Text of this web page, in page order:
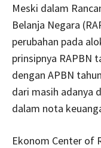
Meski dalam
Belanja Negara
perubahan pada
prinsipnya RAPBN
dengan APBN
dari masih adanya
dalam nota
Ekonom Center of